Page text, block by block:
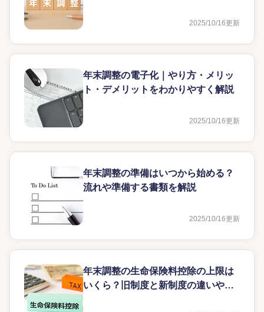
2025/10/16更新
年末調整の電子化｜やり方・メリッ
ト・デメリットをわかりやすく解説
2025/10/16更新
年末調整の準備はいつから始める？
流れや準備する書類を解説
2025/10/16更新
年末調整の生命保険料控除の上限は
いくら？旧制度と新制度の違いや計